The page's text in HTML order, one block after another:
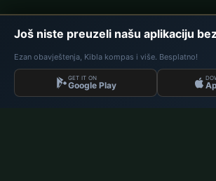
Još niste preuzeli našu aplikaciju
Ezan obavještenja, Kibla kompas i više. Besplatno!
GET IT ON
Google Play